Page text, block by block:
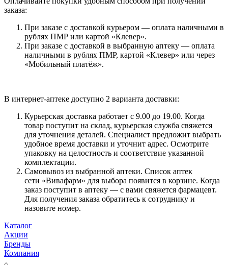
заказа:
При заказе с доставкой курьером — оплата наличными в
рублях ПМР или картой «Клевер».
При заказе с доставкой в выбранную аптеку — оплата
наличными в рублях ПМР, картой «Клевер» или через
«Мобильный платёж».
В интернет-аптеке доступно 2 варианта доставки:
Курьерская доставка работает с 9.00 до 19.00. Когда
товар поступит на склад, курьерская служба свяжется
для уточнения деталей. Специалист предложит выбрать
удобное время доставки и уточнит адрес. Осмотрите
упаковку на целостность и соответствие указанной
комплектации.
Самовывоз из выбранной аптеки. Список аптек
сети «Вивафарм» для выбора появится в корзине. Когда
заказ поступит в аптеку — с вами свяжется фармацевт.
Для получения заказа обратитесь к сотруднику и
назовите номер.
Каталог
Акции
Бренды
Компания